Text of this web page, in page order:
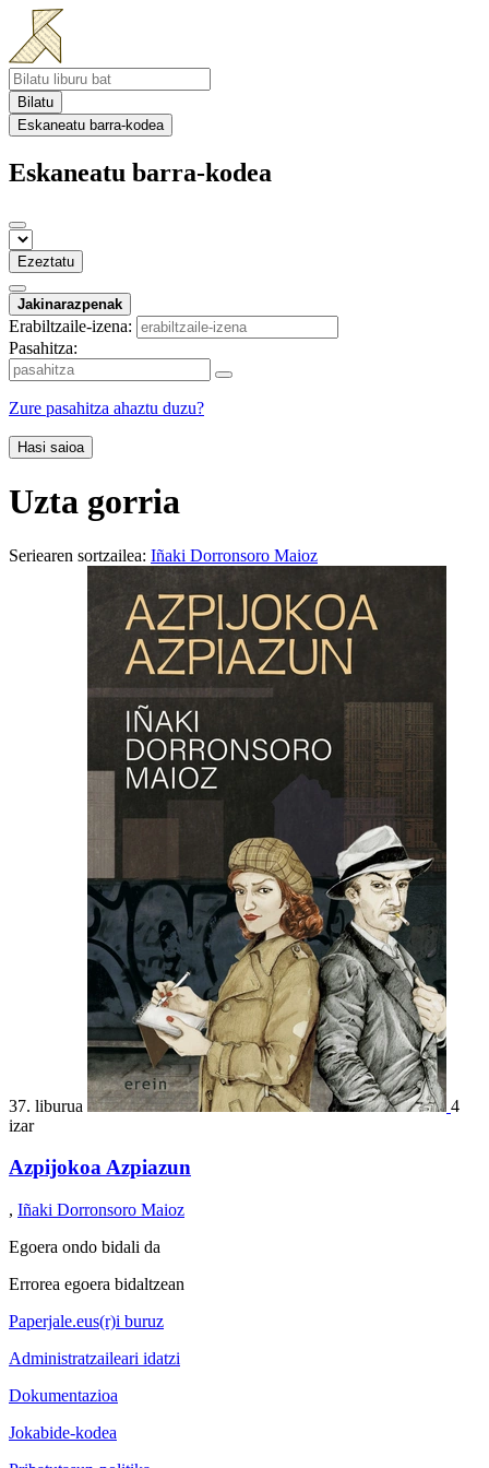
Bilatu
Eskaneatu barra-kodea
Eskaneatu barra-kodea
Ezeztatu
Jakinarazpenak
Erabiltzaile-izena:
Pasahitza:
Zure pasahitza ahaztu duzu?
Hasi saioa
Uzta gorria
Seriearen sortzailea: Iñaki Dorronsoro Maioz
37. liburua
4
izar
Azpijokoa Azpiazun
, Iñaki Dorronsoro Maioz
Egoera ondo bidali da
Errorea egoera bidaltzean
Paperjale.eus(r)i buruz
Administratzaileari idatzi
Dokumentazioa
Jokabide-kodea